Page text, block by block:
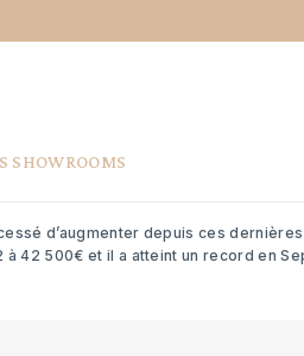
SHOWROOMSqu’elle n’est pas pas faite
d’augmenter depuis ces
42 500€ et il a atteint un record en